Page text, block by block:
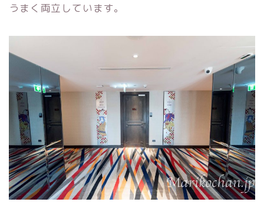
うまく両立しています。